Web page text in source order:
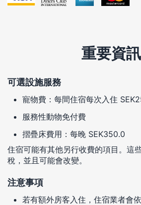
重要資訊
可選設施服務
寵物費：每間住宿每次入住
服務性動物免付費
摺疊床費用：每晚 SEK350.0
住宿可能有其他另行收費的項目。這
稅，並且可能會改變。
注意事項
若有額外房客入住，住宿業者會